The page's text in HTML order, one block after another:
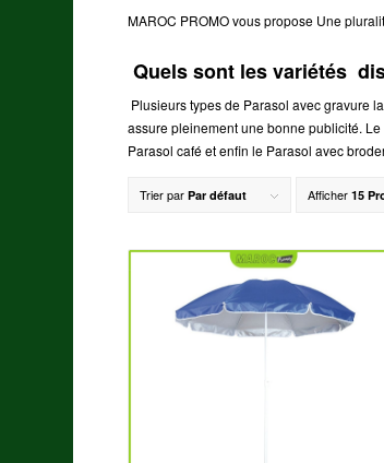
MAROC PROMO vous propose Une
Quels sont les variétés
Plusieurs types de Parasol avec gravure
assure pleinement une bonne publicité.
Parasol café et enfin le Parasol avec
Trier parPar défaut Afficher15